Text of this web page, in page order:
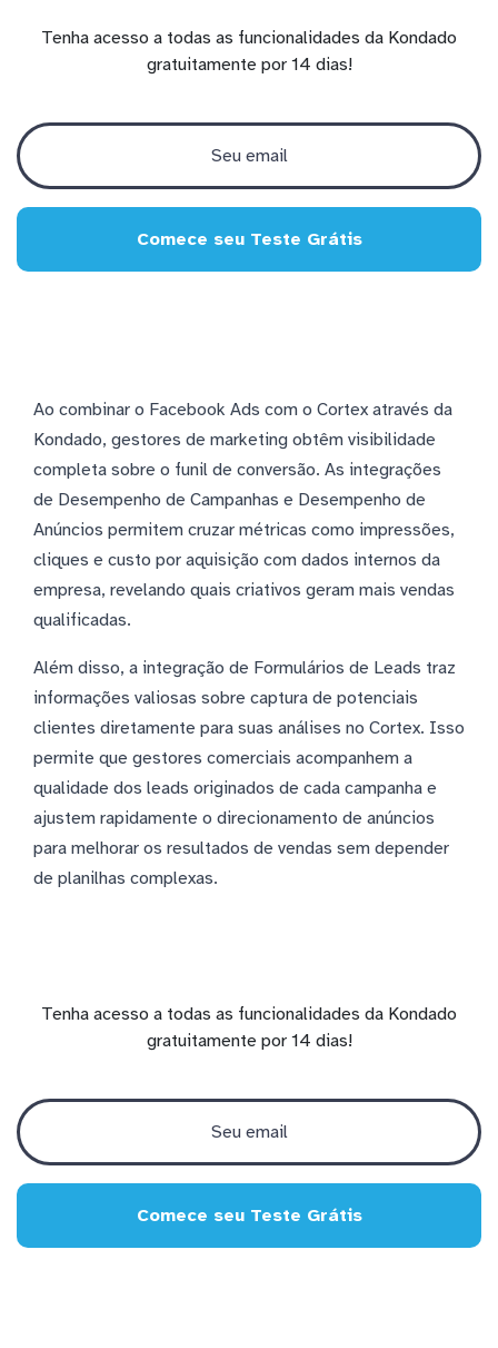
Tenha acesso a todas as funcionalidades da Kondado
gratuitamente por 14 dias!
Comece seu Teste Grátis
Ao combinar o Facebook Ads com o Cortex através da
Kondado, gestores de marketing obtêm visibilidade
completa sobre o funil de conversão. As integrações
de Desempenho de Campanhas e Desempenho de
Anúncios permitem cruzar métricas como impressões,
cliques e custo por aquisição com dados internos da
empresa, revelando quais criativos geram mais vendas
qualificadas.
Além disso, a integração de Formulários de Leads traz
informações valiosas sobre captura de potenciais
clientes diretamente para suas análises no Cortex. Isso
permite que gestores comerciais acompanhem a
qualidade dos leads originados de cada campanha e
ajustem rapidamente o direcionamento de anúncios
para melhorar os resultados de vendas sem depender
de planilhas complexas.
Tenha acesso a todas as funcionalidades da Kondado
gratuitamente por 14 dias!
Comece seu Teste Grátis